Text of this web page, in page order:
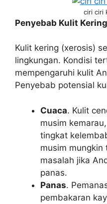
ciri ciri
Penyebab Kulit Kering
Kulit kering (xerosis)
lingkungan. Kondisi
mempengaruhi kulit
Penyebab potensial
Cuaca. Kulit
musim
tingkat
musim
masalah jika
panas.
Panas.
pembakaran